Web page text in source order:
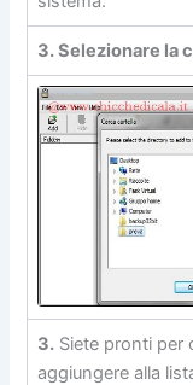
3. Selezionare la
3. Siete pronti per
aggiungere alla